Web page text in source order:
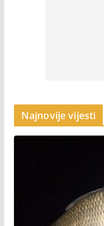
Najnovije vijesti